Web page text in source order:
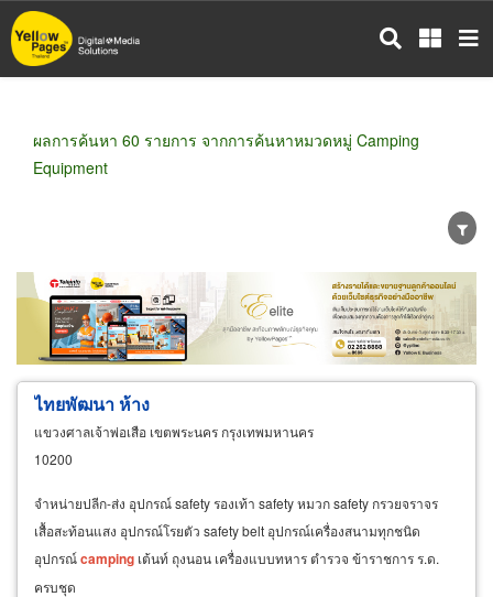
ข้าม
ไป
ผลการค้นหา 60 รายการ จากการค้นหาหมวดหมู่ Camping
Equipment
ขายส่ง ขายปลีก ผู้ผลิต
ตัวแทนจัดจำหน่าย
ผู้ส่งออก/นำเข้า
ธุรกิจบริการ
ไทยพัฒนา ห้าง
แขวงศาลเจ้าพ่อเสือ เขตพระนคร กรุงเทพมหานคร
10200
จำหน่ายปลีก-ส่ง อุปกรณ์ safety รองเท้า safety หมวก safety กรวยจราจร
เสื้อสะท้อนแสง อุปกรณ์โรยตัว safety belt อุปกรณ์เครื่องสนามทุกชนิด
อุปกรณ์camping เต้นท์ ถุงนอน เครื่องแบบทหาร ตำรวจ ข้าราชการ ร.ด.
ครบชุด